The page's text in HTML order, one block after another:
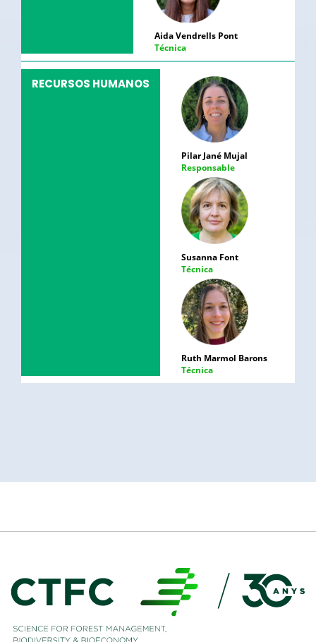
Aida Vendrells Pont
Técnica
RECURSOS HUMANOS
Pilar Jané Mujal
Responsable
Susanna Font
Técnica
Ruth Marmol Barons
Técnica